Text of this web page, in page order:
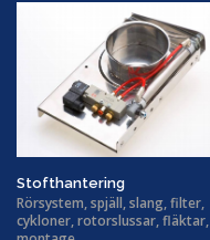
Stofthantering
Rörsystem, spjäll, slang, filter,
cykloner, rotorslussar, fläktar,